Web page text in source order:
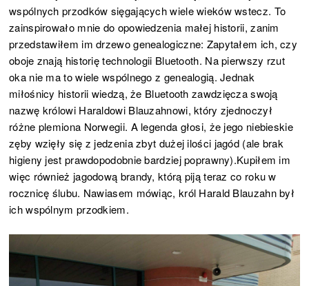
wspólnych przodków sięgających wiele wieków wstecz. To
zainspirowało mnie do opowiedzenia małej historii, zanim
przedstawiłem im drzewo genealogiczne: Zapytałem ich, czy
oboje znają historię technologii Bluetooth. Na pierwszy rzut
oka nie ma to wiele wspólnego z genealogią. Jednak
miłośnicy historii wiedzą, że Bluetooth zawdzięcza swoją
nazwę królowi Haraldowi Blauzahnowi, który zjednoczył
różne plemiona Norwegii. A legenda głosi, że jego niebieskie
zęby wzięły się z jedzenia zbyt dużej ilości jagód (ale brak
higieny jest prawdopodobnie bardziej poprawny).Kupiłem im
więc również jagodową brandy, którą piją teraz co roku w
rocznicę ślubu. Nawiasem mówiąc, król Harald Blauzahn był
ich wspólnym przodkiem.